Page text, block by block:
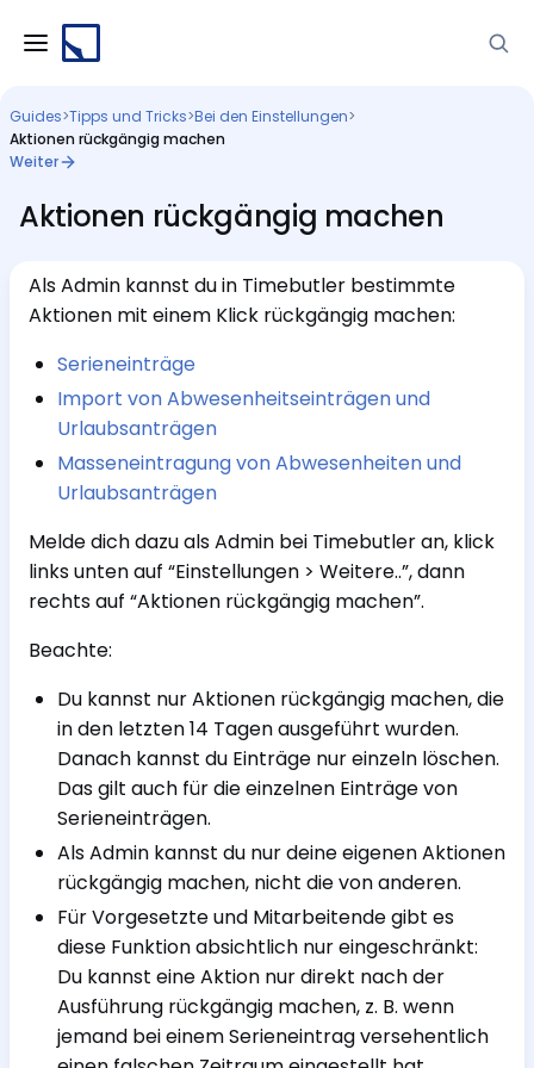
Guides>Tipps und Tricks>Bei den Einstellungen>
Aktionen rückgängig machen
Weiter
Aktionen rückgängig machen
Als Admin kannst du in Timebutler bestimmte
Aktionen mit einem Klick rückgängig machen:
Serieneinträge
Import von Abwesenheitseinträgen und
Urlaubsanträgen
Masseneintragung von Abwesenheiten und
Urlaubsanträgen
Melde dich dazu als Admin bei Timebutler an, klick
links unten auf “Einstellungen > Weitere..”, dann
rechts auf “Aktionen rückgängig machen”.
Beachte:
Du kannst nur Aktionen rückgängig machen, die
in den letzten 14 Tagen ausgeführt wurden.
Danach kannst du Einträge nur einzeln löschen.
Das gilt auch für die einzelnen Einträge von
Serieneinträgen.
Als Admin kannst du nur deine eigenen Aktionen
rückgängig machen, nicht die von anderen.
Für Vorgesetzte und Mitarbeitende gibt es
diese Funktion absichtlich nur eingeschränkt:
Du kannst eine Aktion nur direkt nach der
Ausführung rückgängig machen, z. B. wenn
jemand bei einem Serieneintrag versehentlich